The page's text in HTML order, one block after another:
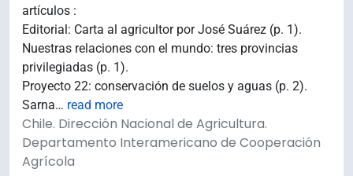
artículos :
Editorial: Carta al agricultor por José Suárez (p. 1).
Nuestras relaciones con el mundo: tres provincias
privilegiadas (p. 1).
Proyecto 22: conservación de suelos y aguas (p. 2).
Sarna… read more
Chile. Dirección Nacional de Agricultura.
Departamento Interamericano de Cooperación
Agrícola